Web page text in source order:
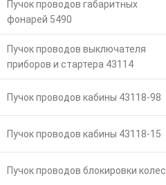
Пучок проводов габаритных
фонарей 5490
Пучок проводов выключателя
приборов и стартера 43114
Пучок проводов кабины 43118-98
Пучок проводов кабины 43118-15
Пучок проводов блокировки колес